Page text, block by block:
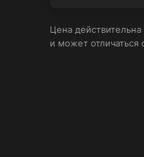
с
Цена
и может отличаться